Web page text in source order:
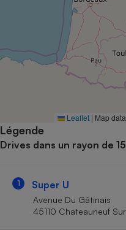
Leaflet | Map
Légende
Drives dans un rayon de
1 Super U
Avenue Du Gâtinais
45110 Chateauneuf